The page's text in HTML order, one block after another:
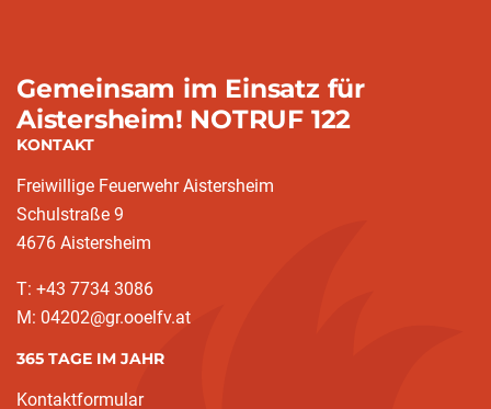
Gemeinsam im Einsatz für
Aistersheim! NOTRUF 122
KONTAKT
Freiwillige Feuerwehr Aistersheim
Schulstraße 9
4676 Aistersheim
T: +43 7734 3086
M: 04202@gr.ooelfv.at
365 TAGE IM JAHR
Kontaktformular